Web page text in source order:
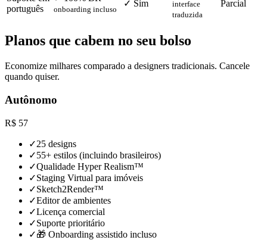
português
onboarding incluso
✓ Sim
interface
traduzida
Parcial
Planos que cabem no seu bolso
Economize milhares comparado a designers tradicionais. Cancele
quando quiser.
Autônomo
R$ 57
✓25 designs
✓55+ estilos (incluindo brasileiros)
✓Qualidade Hyper Realism™
✓Staging Virtual para imóveis
✓Sketch2Render™
✓Editor de ambientes
✓Licença comercial
✓Suporte prioritário
✓🎁 Onboarding assistido incluso